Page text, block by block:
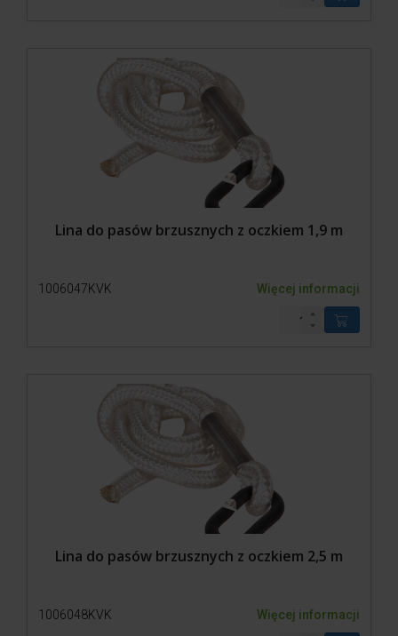
Lina do pasów brzusznych z oczkiem 1,9 m
1006047KVK Więcej informacji
Lina do pasów brzusznych z oczkiem 2,5 m
1006048KVK Więcej informacji